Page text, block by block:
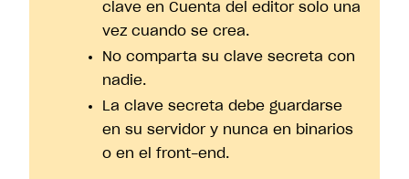
clave en Cuenta del editor solo una
vez cuando se crea.
No comparta su clave secreta con
nadie.
La clave secreta debe guardarse
en su servidor y nunca en binarios
o en el front-end.